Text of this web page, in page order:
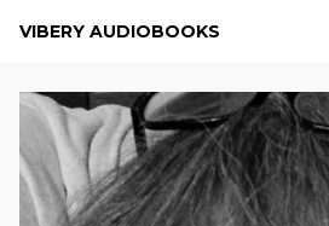
VIBERY AUDIOBOOKS